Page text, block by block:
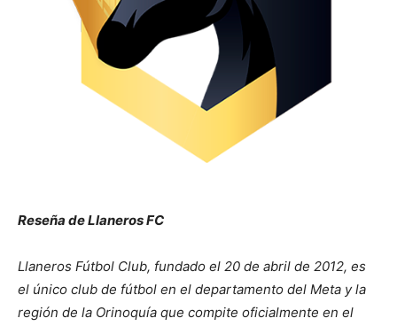
Reseña de Llaneros FC
Llaneros Fútbol Club, fundado el 20 de abril de 2012, es
el único club de fútbol en el departamento del Meta y la
región de la Orinoquía que compite oficialmente en el